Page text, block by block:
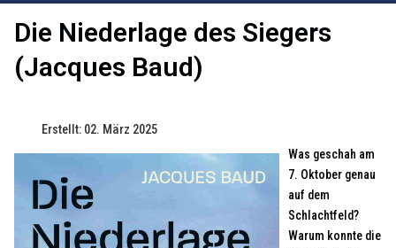
Die Niederlage des Siegers
(Jacques Baud)
Erstellt: 02. März 2025
Was geschah am
7. Oktober genau
auf dem
Schlachtfeld?
Warum konnte die